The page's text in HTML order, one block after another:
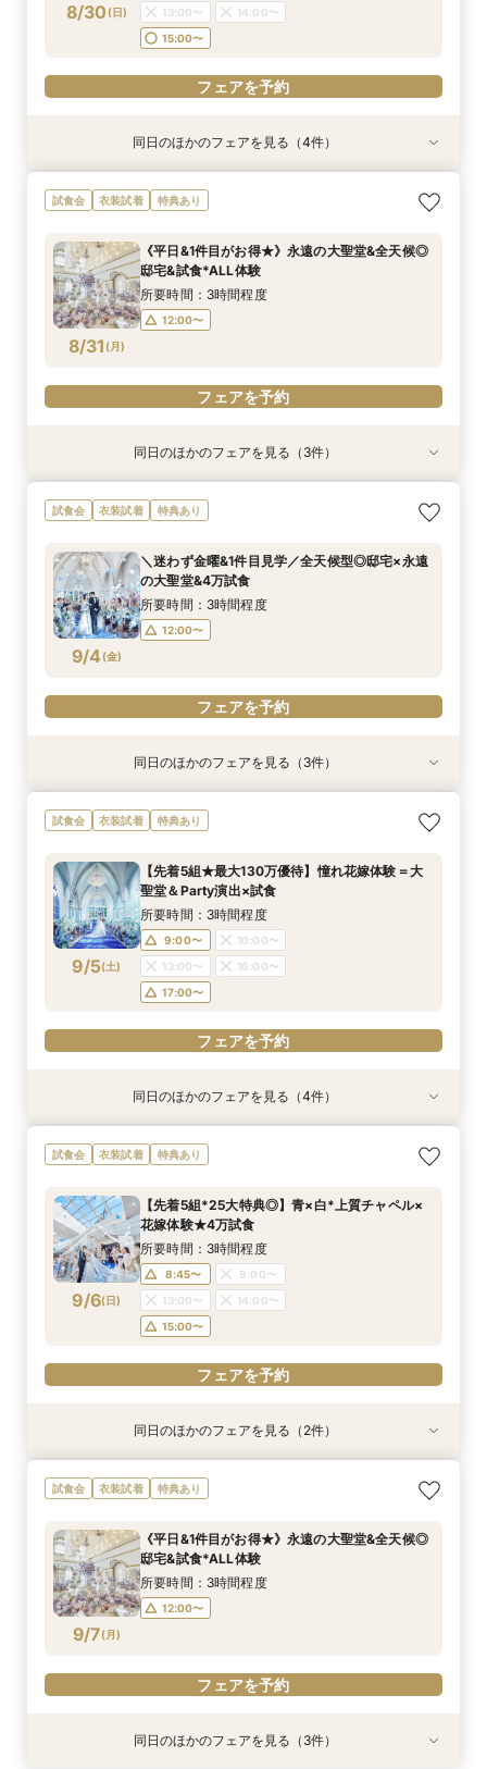
フェアを予約
フェアを予約
フェアを予約
フェアを予約
8/30 (日) 13:00〜
14:00〜
15:00〜
フェアを予約
衣装試着 特典あり
8/30(日)
【おもてなし*料理重視◎上質＆全天候】4万試
食＝特選牛×トリュフ◆
8:45〜
9:00〜
15:00〜
16:00〜
17:00〜
衣装試着 特典あり
8/30(日)
《挙式から披露宴までずっと一緒★》自由度抜群
♪ペット婚相談会
8:50〜
9:00〜
15:00〜
16:00〜
17:00〜
衣装試着 特典あり
8/30(日)
＼パパママ&マタニティも安心★／ダンドリや予
算もイチから相談
8:50〜
9:00〜
15:00〜
16:00〜
17:00〜
衣装試着 特典あり
8/30(日)
★初めての方も安心★ファーストステップ相談会
♪クチコミ大好評の試食付き！
8:45〜
9:00〜
15:00〜
16:00〜
17:00〜
同日のほかのフェアを見る（4件）
試食会 衣装試着 特典あり
8/31 (月)
《平日&1件目がお得★》永遠の大聖堂&全天候◎
邸宅&試食*ALL体験
所要時間：3時間程度
12:00〜
フェアを予約
衣装試着 特典あり
8/31(月)
＼卒花おすすめ◎初見学／安心ご予算相談×贅沢
試食×ドレス見学
12:00〜
13:00〜
14:00〜
15:00〜
衣装試着 特典あり
8/31(月)
＼パパママ&マタニティも安心★／ダンドリや予
算もイチから相談
12:05〜
13:00〜
14:00〜
15:00〜
衣装試着 特典あり
8/31(月)
《挙式から披露宴までずっと一緒★》自由度抜群
♪ペット婚相談会
12:05〜
13:00〜
14:00〜
15:00〜
同日のほかのフェアを見る（3件）
試食会 衣装試着 特典あり
9/4 (金)
＼迷わず金曜&1件目見学／全天候型◎邸宅×永遠
の大聖堂&4万試食
所要時間：3時間程度
12:00〜
フェアを予約
衣装試着 特典あり
9/4(金)
＼卒花おすすめ◎初見学／安心ご予算相談×贅沢
試食×ドレス見学
12:00〜
13:00〜
14:00〜
15:00〜
フェアを予約
衣装試着 特典あり
9/4(金)
＼パパママ&マタニティも安心★／ダンドリや予
算もイチから相談
12:05〜
13:00〜
14:00〜
15:00〜
フェアを予約
衣装試着 特典あり
9/4(金)
《挙式から披露宴までずっと一緒★》自由度抜群
♪ペット婚相談会
12:05〜
13:00〜
14:00〜
15:00〜
フェアを予約
同日のほかのフェアを見る（3件）
試食会 衣装試着 特典あり
9/5(土)
【先着5組★最大130万優待】憧れ花嫁体験＝大
聖堂＆Party演出×試食
所要時間：3時間程度
9:00〜
10:00〜
13:00〜
16:00〜
17:00〜
フェアを予約
衣装試着 特典あり
9/5(土)
【おもてなし*料理重視◎上質＆全天候】4万試
食＝特選牛×トリュフ◆
8:45〜
9:00〜
15:00〜
16:00〜
17:00〜
フェアを予約
衣装試着 特典あり
9/5(土)
＼パパママ&マタニティも安心／ダンドリや予算
もイチから相談★
8:45〜
9:00〜
15:00〜
16:00〜
17:00〜
フェアを予約
衣装試着 特典あり
9/5(土)
《挙式から披露宴までずっと一緒★》自由度抜群
♪ペット婚相談会
9:10〜
10:00〜
13:00〜
16:00〜
17:00〜
フェアを予約
衣装試着 特典あり
9/5(土)
★初めての方も安心★ファーストステップ相談会
♪クチコミ大好評の試食付き！
9:05〜
10:00〜
13:00〜
15:00〜
16:00〜
フェアを予約
同日のほかのフェアを見る（4件）
試食会 衣装試着 特典あり
9/6(日)
【先着5組*25大特典◎】青×白*上質チャペル×
花嫁体験★4万試食
所要時間：3時間程度
8:45〜
9:00〜
13:00〜
14:00〜
15:00〜
フェアを予約
衣装試着 特典あり
9/6(日)
【おもてなし*料理重視◎上質＆全天候】4万試
食＝特選牛×トリュフ◆
8:45〜
9:00〜
15:00〜
16:00〜
17:00〜
衣装試着 特典あり
9/6(日)
★初めての方も安心★ファーストステップ相談会
♪クチコミ大好評の試食付き！
9:05〜
10:00〜
13:00〜
15:00〜
16:00〜
同日のほかのフェアを見る（2件）
試食会 衣装試着 特典あり
9/7(月)
《平日&1件目がお得★》永遠の大聖堂&全天候◎
邸宅&試食*ALL体験
所要時間：3時間程度
12:00〜
フェアを予約
衣装試着 特典あり
衣装試着 特典あり
衣装試着 特典あり
同日のほかのフェアを見る（3件）